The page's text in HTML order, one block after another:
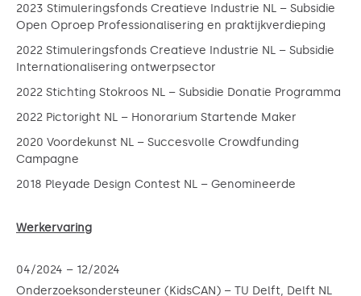
2023 Stimuleringsfonds Creatieve Industrie NL – Subsidie
Open Oproep Professionalisering en praktijkverdieping
2022 Stimuleringsfonds Creatieve Industrie NL – Subsidie
Internationalisering ontwerpsector
2022 Stichting Stokroos NL – Subsidie Donatie Programma
2022 Pictoright NL – Honorarium Startende Maker
2020 Voordekunst NL – Succesvolle Crowdfunding
Campagne
2018 Pleyade Design Contest NL – Genomineerde
Werkervaring
04/2024 – 12/2024
Onderzoeksondersteuner (KidsCAN) – TU Delft, Delft NL